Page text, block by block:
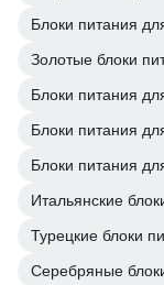
Блоки питания
Золотые блоки
Блоки питания
Блоки питания
Итальянские
Турецкие блоки
Серебряные